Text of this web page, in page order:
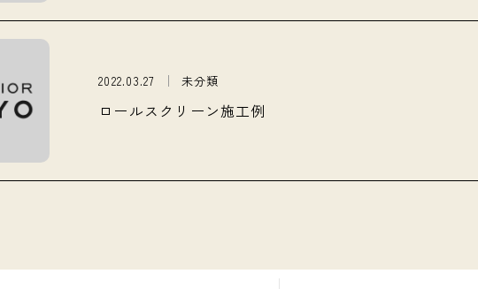
2022.03.27 未分類
ロールスクリーン施工例